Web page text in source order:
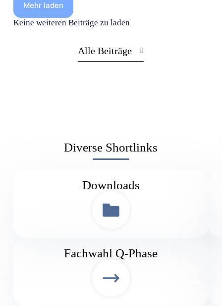
Mehr laden
Keine weiteren Beiträge zu laden
Alle Beiträge
Diverse Shortlinks
Downloads
Fachwahl Q-Phase